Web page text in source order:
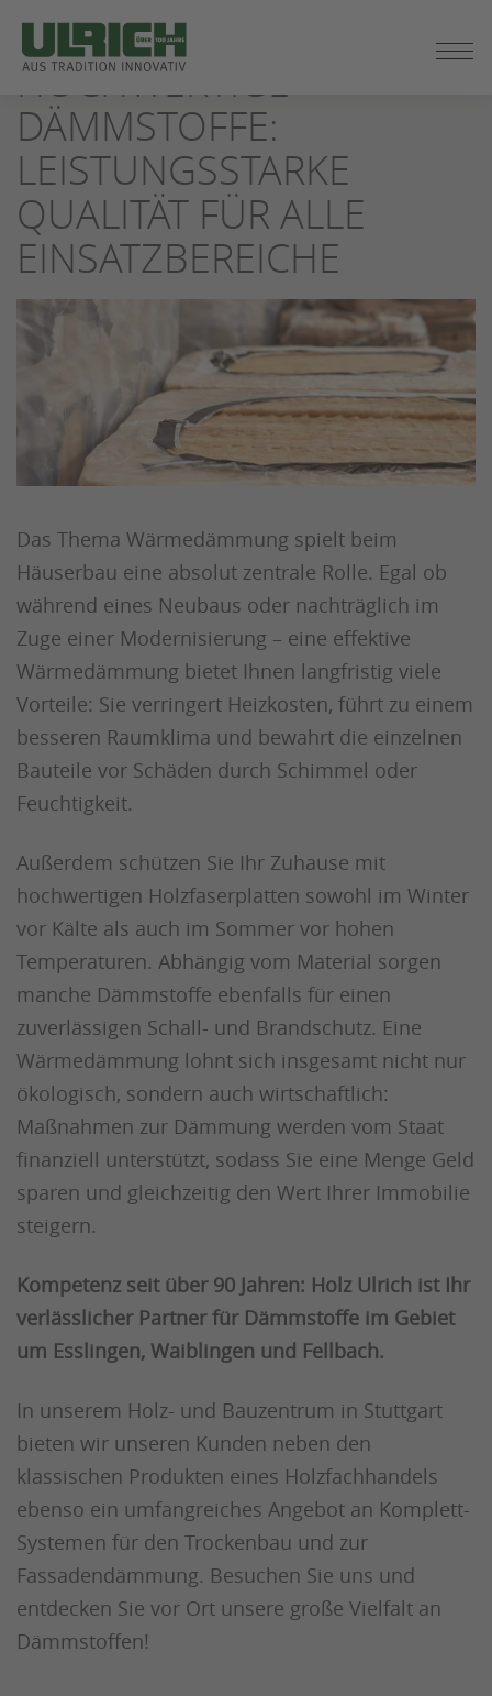
ZUM
SEITENINHALT
SPRINGEN
HOCHWERTIGE
DÄMMSTOFFE:
LEISTUNGSSTARKE
QUALITÄT FÜR ALLE
EINSATZBEREICHE
Das Thema Wärmedämmung spielt beim
Häuserbau eine absolut zentrale Rolle. Egal ob
während eines Neubaus oder nachträglich im
Zuge einer Modernisierung – eine effektive
Wärmedämmung bietet Ihnen langfristig viele
Vorteile: Sie verringert Heizkosten, führt zu einem
besseren Raumklima und bewahrt die einzelnen
Bauteile vor Schäden durch Schimmel oder
Feuchtigkeit.
Außerdem schützen Sie Ihr Zuhause mit
hochwertigen Holzfaserplatten sowohl im Winter
vor Kälte als auch im Sommer vor hohen
Temperaturen. Abhängig vom Material sorgen
manche Dämmstoffe ebenfalls für einen
zuverlässigen Schall- und Brandschutz. Eine
Wärmedämmung lohnt sich insgesamt nicht nur
ökologisch, sondern auch wirtschaftlich:
Maßnahmen zur Dämmung werden vom Staat
finanziell unterstützt, sodass Sie eine Menge Geld
sparen und gleichzeitig den Wert Ihrer Immobilie
steigern.
Kompetenz seit über 90 Jahren: Holz Ulrich ist Ihr
verlässlicher Partner für Dämmstoffe im Gebiet
um Esslingen, Waiblingen und Fellbach.
In unserem Holz- und Bauzentrum in Stuttgart
bieten wir unseren Kunden neben den
klassischen Produkten eines Holzfachhandels
ebenso ein umfangreiches Angebot an Komplett-
Systemen für den Trockenbau und zur
Fassadendämmung. Besuchen Sie uns und
entdecken Sie vor Ort unsere große Vielfalt an
Dämmstoffen!